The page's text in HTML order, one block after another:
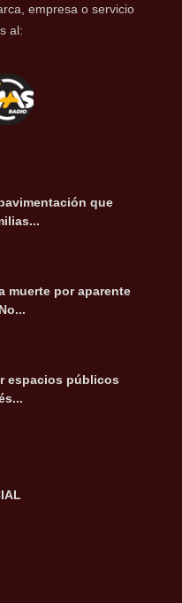
empresa o servicio
al:
que
muerte por aparente
espacios públicos